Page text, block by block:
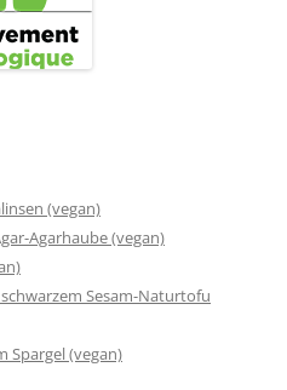
(vegan)
Agarhaube (vegan)
Sesam-Naturtofu
Spargel (vegan)